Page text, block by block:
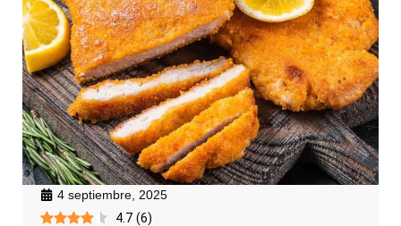
4 septiembre, 2025
4.7 (6)